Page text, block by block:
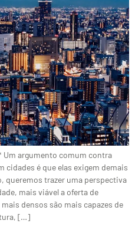
Um argumento comum contra
é que elas exigem demais
queremos trazer uma perspectiva
mais viável a oferta de
densos são mais capazes de
[…]